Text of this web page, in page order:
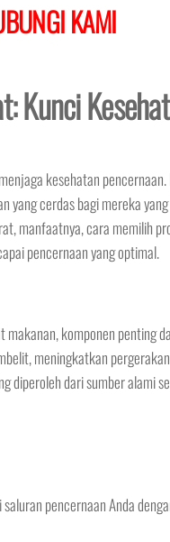
KAMI
Kunci
kesehatan
yang cerdas bagi mereka
manfaatnya, cara memilih
pencernaan yang optimal.
komponen penting
meningkatkan
diperoleh dari sumber alami
pencernaan Anda